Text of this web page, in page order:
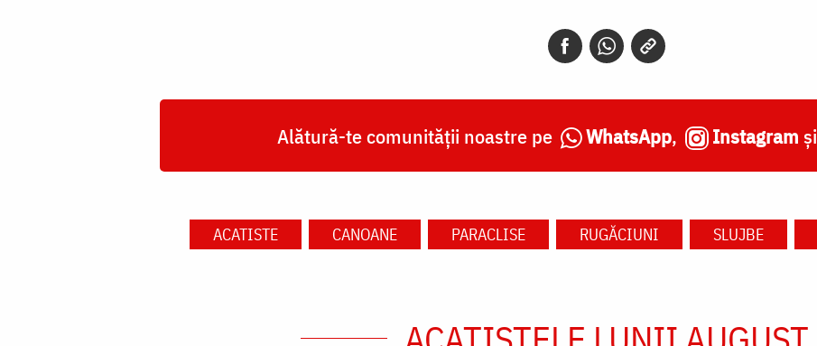
Alătură-te comunității noastre pe WhatsApp, Instagram și
ACATISTE CANOANE PARACLISE RUGĂCIUNI SLUJBE